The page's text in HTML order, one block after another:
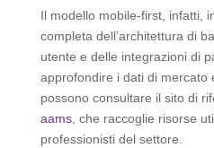
Il modello mobile‑first, infatti,
completa dell’architettura di
utente e delle integrazioni di
approfondire i dati di mercato
possono consultare il sito di
aams, che raccoglie risorse
professionisti del settore.